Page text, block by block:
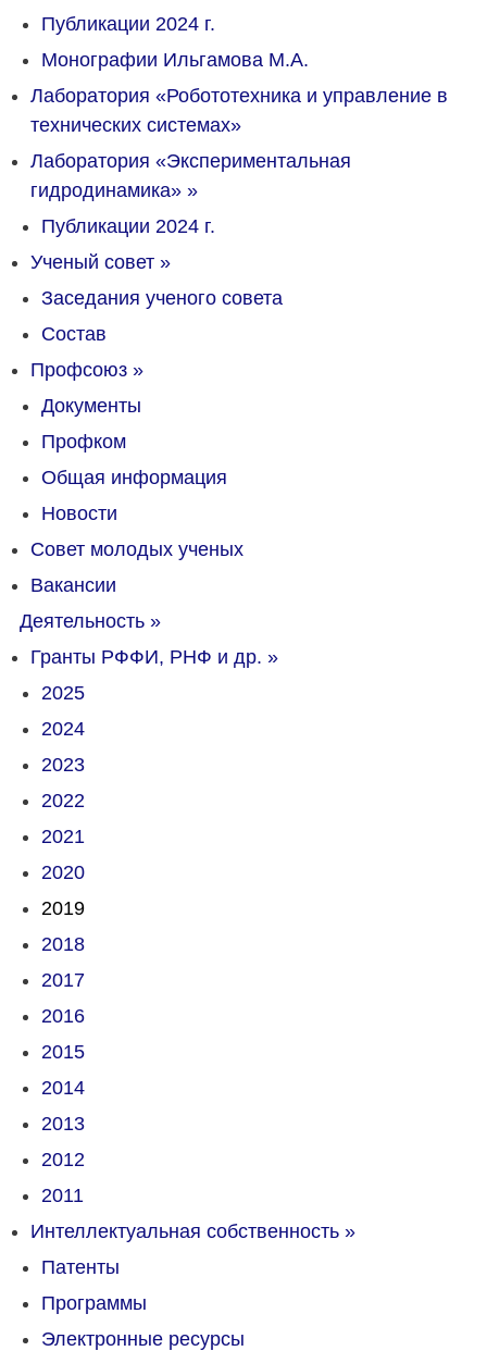
Публикации 2024 г.
Монографии Ильгамова М.А.
Лаборатория «Робототехника и управление в
технических системах»
Лаборатория «Экспериментальная
гидродинамика» »
Публикации 2024 г.
Ученый совет »
Заседания ученого совета
Состав
Профсоюз »
Документы
Профком
Общая информация
Новости
Совет молодых ученых
Вакансии
Деятельность »
Гранты РФФИ, РНФ и др. »
2025
2024
2023
2022
2021
2020
2019
2018
2017
2016
2015
2014
2013
2012
2011
Интеллектуальная собственность »
Патенты
Программы
Электронные ресурсы